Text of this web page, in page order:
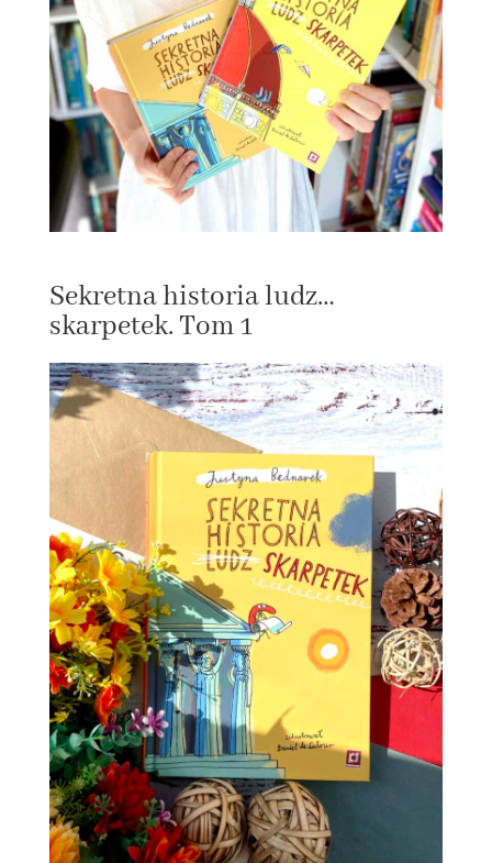
Sekretna historia ludz…
skarpetek. Tom 1